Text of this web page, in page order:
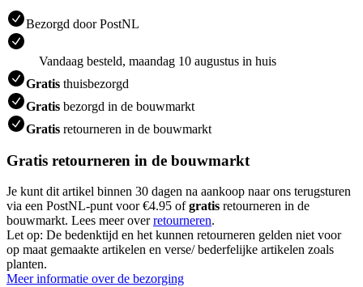
Bezorgd door PostNL
Vandaag besteld, maandag 10 augustus in huis
Gratis thuisbezorgd
Gratis bezorgd in de bouwmarkt
Gratis retourneren in de bouwmarkt
Gratis retourneren in de bouwmarkt
Je kunt dit artikel binnen 30 dagen na aankoop naar ons terugsturen
via een PostNL-punt voor €4.95 ofgratis retourneren in de
bouwmarkt. Lees meer overretourneren.
Let op: De bedenktijd en het kunnen retourneren gelden niet voor
op maat gemaakte artikelen en verse/ bederfelijke artikelen zoals
planten.
Meer informatie over de bezorging